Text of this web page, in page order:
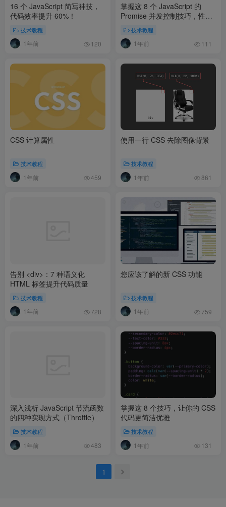
16 个 JavaScript 简写神技，
代码效率提升 60%！
技术教程
1年前 120
掌握这 8 个 JavaScript 的
Promise 并发控制技巧，性能
技术教程
1年前 111
CSS 计算属性
技术教程
1年前 459
使用一行 CSS 去除图像背景
技术教程
1年前 861
告别 <div>：7 种语义化
HTML 标签提升代码质量
技术教程
1年前 728
您应该了解的新 CSS 功能
技术教程
1年前 759
深入浅析 JavaScript 节流函数
的四种实现方式（Throttle）
技术教程
1年前 483
掌握这 8 个技巧，让你的 CSS
代码更简洁优雅
技术教程
1年前 131
1